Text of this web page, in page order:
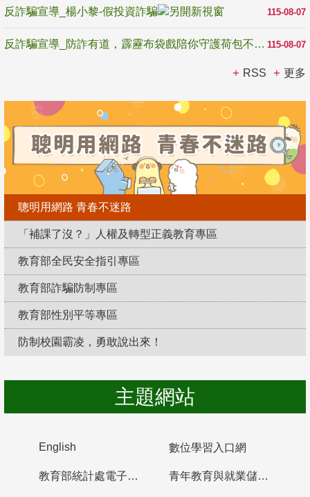
115-08-07
反詐騙宣導_楊小黎-假投資詐騙
115-08-07
反詐騙宣導_防詐有道，霹靂布袋戲陪你守護荷包不受騙
RSS 更多
聰明用網路 青春不迷路
「補課了沒？」人權及轉型正義教育專區
教育部全民安全指引專區
教育部詐騙防制專區
教育部性別平等專區
防制校園霸凌，勇敢說出來！
主題網站
English 數位學習入口網
教育部統計處電子書櫃 青年教育與就業儲蓄帳戶